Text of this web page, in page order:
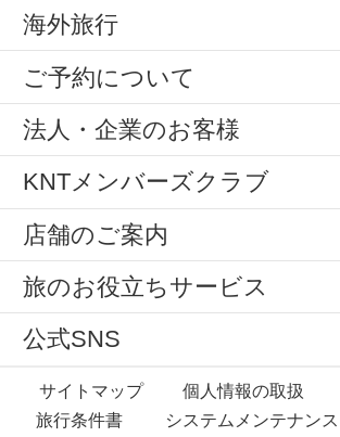
海外旅行
ご予約について
法人・企業のお客様
KNTメンバーズクラブ
店舗のご案内
旅のお役立ちサービス
公式SNS
サイトマップ 個人情報の取扱
旅行条件書
システムメンテナンス